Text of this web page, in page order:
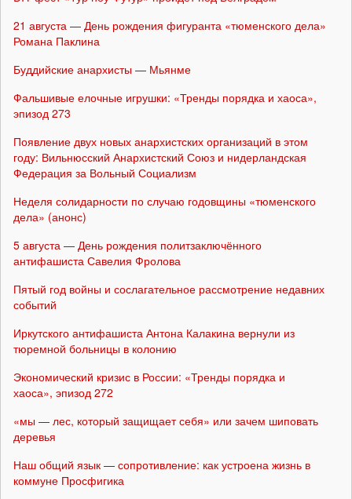
21 августа — День рождения фигуранта «тюменского дела»
Романа Паклина
Буддийские анархисты — Мьянме
Фальшивые елочные игрушки: «Тренды порядка и хаоса»,
эпизод 273
Появление двух новых анархистских организаций в этом
году: Вильнюсский Анархистский Союз и нидерландская
Федерация за Вольный Социализм
Неделя солидарности по случаю годовщины «тюменского
дела» (анонс)
5 августа — День рождения политзаключённого
антифашиста Савелия Фролова
Пятый год войны и сослагательное рассмотрение недавних
событий
Иркутского антифашиста Антона Калакина вернули из
тюремной больницы в колонию
Экономический кризис в России: «Тренды порядка и
хаоса», эпизод 272
«мы — лес, который защищает себя» или зачем шиповать
деревья
Наш общий язык — сопротивление: как устроена жизнь в
коммуне Просфигика